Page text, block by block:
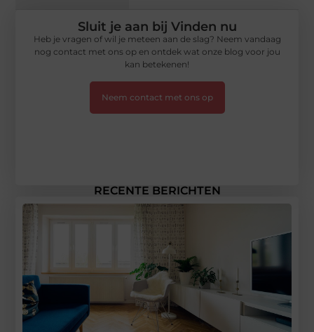
RECENTE BERICHTEN
Sluit je aan bij Vinden nu
Heb je vragen of wil je meteen aan de slag? Neem vandaag
nog contact met ons op en ontdek wat onze blog voor jou
kan betekenen!
Neem contact met ons op